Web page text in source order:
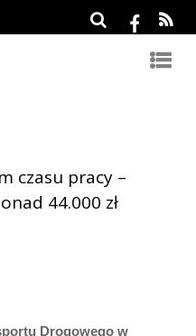
czasu pracy –
44.000 zł
Drogowego w